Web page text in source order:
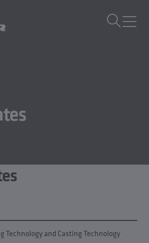
Technology and Casting Technology